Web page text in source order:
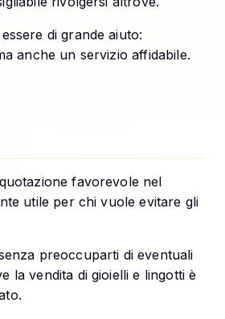
di grande aiuto:
anche un servizio affidabile.
favorevole nel
utile per chi vuole evitare gli
preoccuparti di eventuali
la vendita di gioielli e lingotti è